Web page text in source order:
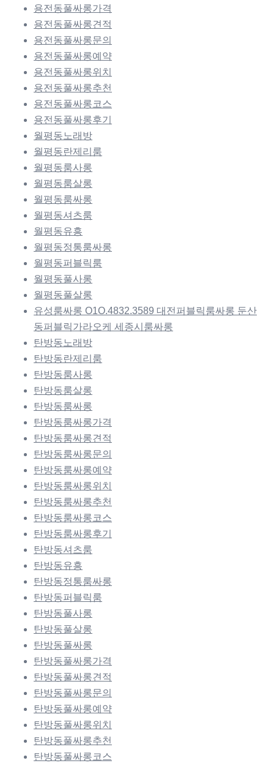
용전동풀싸롱가격
용전동풀싸롱견적
용전동풀싸롱문의
용전동풀싸롱예약
용전동풀싸롱위치
용전동풀싸롱추천
용전동풀싸롱코스
용전동풀싸롱후기
월평동노래방
월평동란제리룸
월평동룸사롱
월평동룸살롱
월평동룸싸롱
월평동셔츠룸
월평동유흥
월평동정통룸싸롱
월평동퍼블릭룸
월평동풀사롱
월평동풀살롱
유성룸싸롱 O1O.4832.3589 대전퍼블릭룸싸롱 둔산
동퍼블릭가라오케 세종시룸싸롱
탄방동노래방
탄방동란제리룸
탄방동룸사롱
탄방동룸살롱
탄방동룸싸롱
탄방동룸싸롱가격
탄방동룸싸롱견적
탄방동룸싸롱문의
탄방동룸싸롱예약
탄방동룸싸롱위치
탄방동룸싸롱추천
탄방동룸싸롱코스
탄방동룸싸롱후기
탄방동셔츠룸
탄방동유흥
탄방동정통룸싸롱
탄방동퍼블릭룸
탄방동풀사롱
탄방동풀살롱
탄방동풀싸롱
탄방동풀싸롱가격
탄방동풀싸롱견적
탄방동풀싸롱문의
탄방동풀싸롱예약
탄방동풀싸롱위치
탄방동풀싸롱추천
탄방동풀싸롱코스